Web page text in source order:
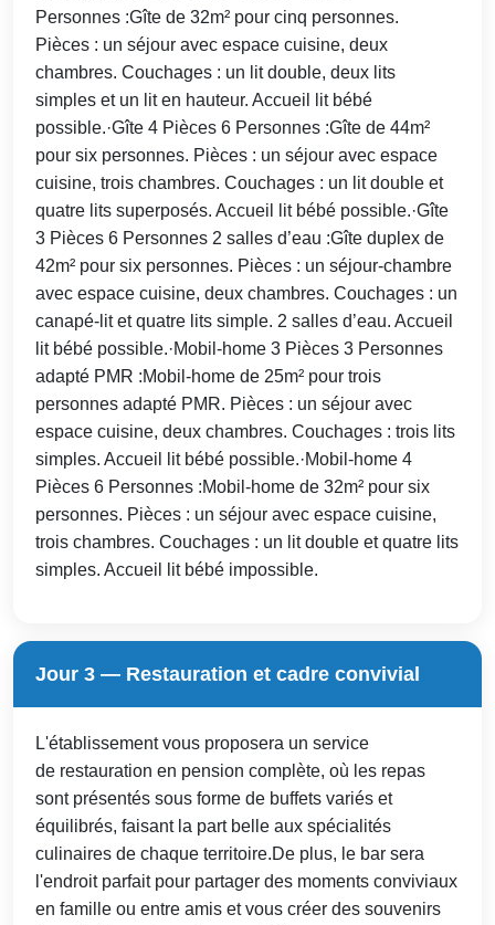
Personnes :Gîte de 32m² pour cinq personnes.
Pièces : un séjour avec espace cuisine, deux
chambres. Couchages : un lit double, deux lits
simples et un lit en hauteur. Accueil lit bébé
possible.·Gîte 4 Pièces 6 Personnes :Gîte de 44m²
pour six personnes. Pièces : un séjour avec espace
cuisine, trois chambres. Couchages : un lit double et
quatre lits superposés. Accueil lit bébé possible.·Gîte
3 Pièces 6 Personnes 2 salles d’eau :Gîte duplex de
42m² pour six personnes. Pièces : un séjour-chambre
avec espace cuisine, deux chambres. Couchages : un
canapé-lit et quatre lits simple. 2 salles d’eau. Accueil
lit bébé possible.·Mobil-home 3 Pièces 3 Personnes
adapté PMR :Mobil-home de 25m² pour trois
personnes adapté PMR. Pièces : un séjour avec
espace cuisine, deux chambres. Couchages : trois lits
simples. Accueil lit bébé possible.·Mobil-home 4
Pièces 6 Personnes :Mobil-home de 32m² pour six
personnes. Pièces : un séjour avec espace cuisine,
trois chambres. Couchages : un lit double et quatre lits
simples. Accueil lit bébé impossible.
Jour 3 — Restauration et cadre convivial
L'établissement vous proposera un service
de restauration en pension complète, où les repas
sont présentés sous forme de buffets variés et
équilibrés, faisant la part belle aux spécialités
culinaires de chaque territoire.De plus, le bar sera
l'endroit parfait pour partager des moments conviviaux
en famille ou entre amis et vous créer des souvenirs